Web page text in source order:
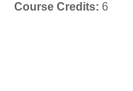
Course Credits: 6